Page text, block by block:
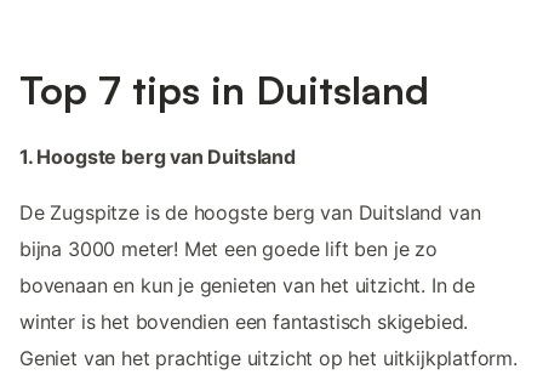
Top 7 tips in Duitsland
1. Hoogste berg van Duitsland
De Zugspitze is de hoogste berg van Duitsland van
bijna 3000 meter! Met een goede lift ben je zo
bovenaan en kun je genieten van het uitzicht. In de
winter is het bovendien een fantastisch skigebied.
Geniet van het prachtige uitzicht op het uitkijkplatform.